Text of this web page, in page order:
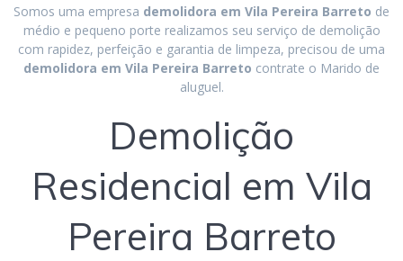
Somos uma empresa demolidora em Vila Pereira Barreto de
médio e pequeno porte realizamos seu serviço de demolição
com rapidez, perfeição e garantia de limpeza, precisou de uma
demolidora em Vila Pereira Barreto contrate o Marido de
aluguel.
Demolição
Residencial em Vila
Pereira Barreto